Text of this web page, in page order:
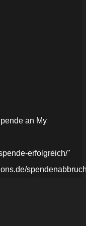
an My
erfolgreich/"